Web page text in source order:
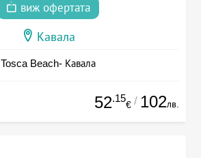
виж офертата
Кавала
Tosca Beach- Кавала
52.15
€ / 102лв.